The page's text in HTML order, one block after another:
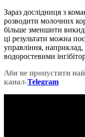
Зараз дослідниця з
розводити молочних
більше зменшити
ці результати можна
управління,
водоростевими
Аби не пропустити
канал-Telegram